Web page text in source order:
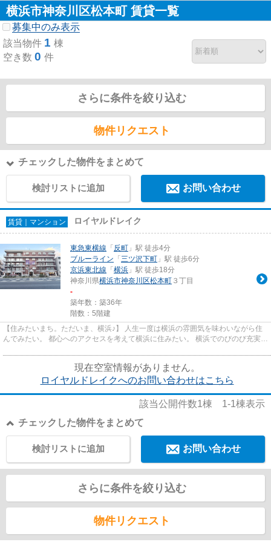
横浜市神奈川区松本町 賃貸一覧
募集中のみ表示
該当物件 1 棟
空き数 0 件
さらに条件を絞り込む
物件リクエスト
チェックした物件をまとめて
検討リストに追加 お問い合わせ
賃貸｜マンション ロイヤルドレイク
東急東横線 「 反町 」駅 徒歩4分
ブルーライン 「 三ツ沢下町 」駅 徒歩6分
京浜東北線 「 横浜 」駅 徒歩18分
神奈川県横浜市神奈川区松本町 ３丁目
-
築年数：築36年
階数：5階建
【住みたいまち。ただいま、横浜♪】 人生一度は横浜の雰囲気を味わいながら住
んでみたい。 都心へのアクセスを考えて横浜に住みたい。 横浜でのびのび充実し
現在空室情報がありません。
ロイヤルドレイクへのお問い合わせはこちら
該当公開件数1棟 1-1棟表示
チェックした物件をまとめて
お問い合わせ
検討リストに追加
さらに条件を絞り込む
物件リクエスト